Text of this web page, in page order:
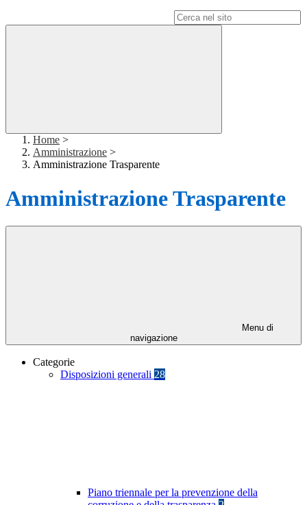
Home >
Amministrazione >
Amministrazione Trasparente
Amministrazione Trasparente
Menu di
navigazione
Categorie
Disposizioni generali 28
Piano triennale per la prevenzione della